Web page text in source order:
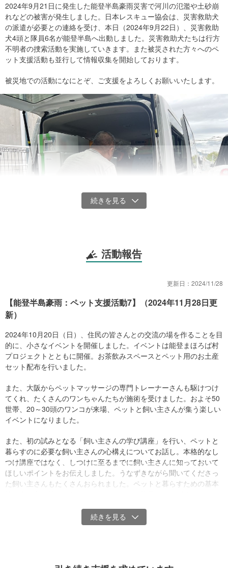
2024年9月21日に発生した能登半島豪雨災害で河川の氾濫や土砂崩
れなどの被害が発生しました。日本レスキュー協会は、災害救助犬
の派遣が必要との連絡を受け、本日（2024年9月22日）、災害救助
犬4頭と隊員6名が能登半島へ出動しました。災害救助犬たちは行方
不明者の捜索活動を実施していきます。また被災された方々へのペ
ット支援活動も並行して情報収集を開始しております。
被災地での活動になにとぞ、ご支援をよろしくお願いいたします。
・2025年3月6日（木）10時以降の新規ご寄付分より、領収書の発行
が可能です。
・日本レスキュー協会は、兵庫県の認定を受けた「認定NPO法人」
です。そのため、当法人へのご寄付は税制上の優遇措置（寄付控
除）の対象です。
行を希望して寄付された方に、領収書を発行いたします。
・お手続きの際に「領収書を希望する」のチェックボックスにチェ
ックを入れてください。お手続きが完了した後での発行希望（再発
※当法人からの領収書発行時期：当法人への入金が完了した日（原則
として寄付手続き日の翌月末日頃）の翌月末頃に発行いたします。
※領収書の日付は、お客様が寄付手続きを行った日、またはプロジェ
頃）のいずれかになります。具体的な日付については、プロジェク
トオーナーにご確認ください。
活動報告
更新日： 2024/11/28
【能登半島豪雨：ペット支援活動7】（2024年11月28日更
新）
2024年10月20日（日）、住民の皆さんとの交流の場を作ることを目
的に、小さなイベントを開催しました。イベントは能登まほろば村
プロジェクトとともに開催。お茶飲みスペースとペット用のお土産
セット配布を行いました。
また、大阪からペットマッサージの専門トレーナーさんも駆けつけ
てくれ、たくさんのワンちゃんたちが施術を受けました。およそ50
世帯、20～30頭のワンコが来場、ペットと飼い主さんが集う楽しい
イベントになりました。
また、初の試みとなる「飼い主さんの学び講座」を行い、ペットと
暮らすのに必要な飼い主さんの心構えについてお話し。本格的なし
つけ講座ではなく、しつけに至るまでに飼い主さんに知っておいて
ほしいポイントをお伝えしました。うなずきながら聞いてくださっ
た飼い主さんもたくさんおられました。ペットと暮らすための基本
2024年1月の地震から、ようやく前を向いて歩きだした能登の皆さ